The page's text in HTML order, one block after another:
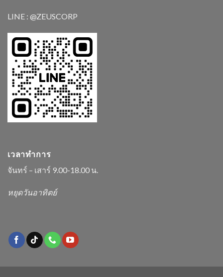
LINE : @ZEUSCORP
เวลาทำการ
จันทร์ – เสาร์ 9.00-18.00 น.
หยุดวันอาทิตย์